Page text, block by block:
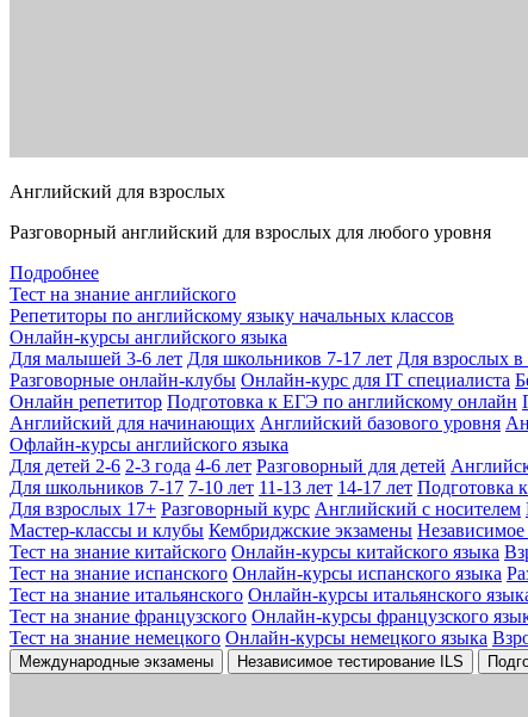
Английский для взрослых
Разговорный английский для взрослых для любого уровня
Подробнее
Тест на знание английского
Репетиторы по английскому языку начальных классов
Онлайн-курсы английского языка
Для малышей 3-6 лет Для школьников 7-17 лет Для взрослых в
Разговорные онлайн-клубы Онлайн-курс для IT специалиста
Онлайн репетитор Подготовка к ЕГЭ по английскому онлайн
Английский для начинающих Английский базового уровня
Офлайн-курсы английского языка
Для детей 2-6 2-3 года 4-6 лет Разговорный для детей
Для школьников 7-17 7-10 лет 11-13 лет 14-17 лет Подготовка
Для взрослых 17+ Разговорный курс Английский с носителем
Мастер-классы и клубы Кембриджские экзамены Независимое
Тест на знание китайского Онлайн-курсы китайского языка
Тест на знание испанского Онлайн-курсы испанского языка
Тест на знание итальянского Онлайн-курсы итальянского
Тест на знание французского Онлайн-курсы французского
Тест на знание немецкого Онлайн-курсы немецкого языка
Международные экзамены Независимое тестирование ILS